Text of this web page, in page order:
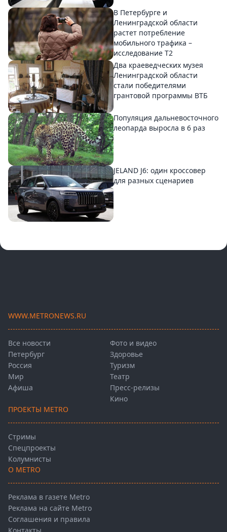
В Петербурге и
Ленинградской области
растет потребление
мобильного трафика –
исследование T2
Два краеведческих музея
Ленинградской области
стали победителями
грантовой программы ВТБ
Популяция дальневосточного
леопарда выросла в 6 раз
JELAND J6: один кроссовер
для разных сценариев
WWW.METRONEWS.RU
Все новости
Петербург
Россия
Мир
Афиша
Фото и видео
Здоровье
Туризм
Театр
Пресс-релизы
Кино
ПРОЕКТЫ METRO
Стримы
Спецпроекты
Колумнисты
О METRO
Реклама в газете Metro
Реклама на сайте Metro
Соглашения и правила
Контакты